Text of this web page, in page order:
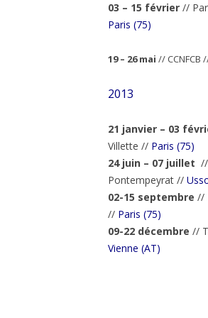
03 – 15 février //
Paris (75)
19 – 26 mai // CCNFCB
2013
21 janvier – 03
Villette // Paris (75)
24 juin – 07 juillet //
Pontempeyrat //
02-15 septembre //
// Paris (75)
09-22 décembre //
Vienne (AT)